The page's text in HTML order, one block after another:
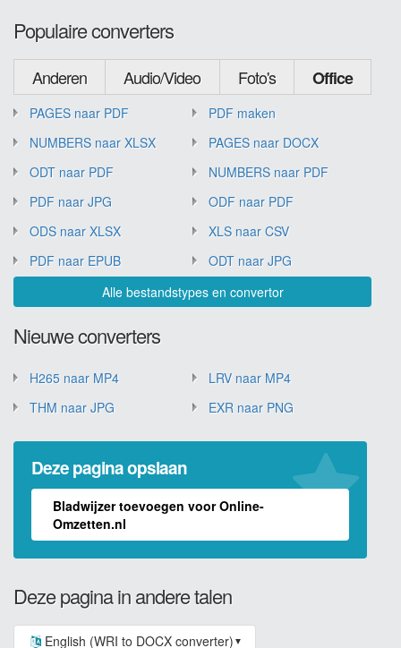
Populaire converters
Anderen Audio/Video Foto's Office
PAGES naar PDF
PDF maken
NUMBERS naar XLSX
PAGES naar DOCX
ODT naar PDF
NUMBERS naar PDF
PDF naar JPG
ODF naar PDF
ODS naar XLSX
XLS naar CSV
PDF naar EPUB
ODT naar JPG
Alle bestandstypes en convertor
Nieuwe converters
H265 naar MP4
LRV naar MP4
THM naar JPG
EXR naar PNG
Deze pagina opslaan
Bladwijzer toevoegen voor Online-
Omzetten.nl
Deze pagina in andere talen
English (WRI to DOCX converter) ▼